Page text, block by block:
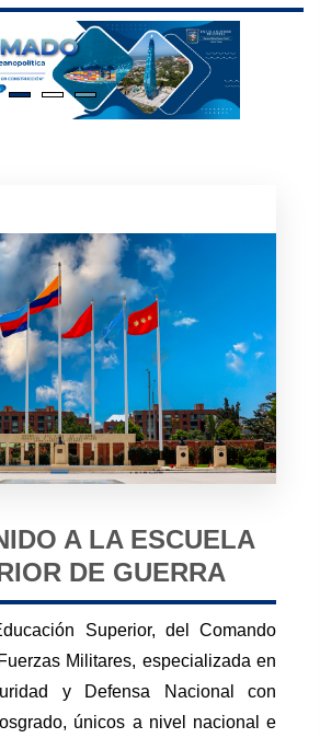
A LA ESCUELA
DE GUERRA
Superior, del Comando
Militares, especializada en
y Defensa Nacional con
únicos a nivel nacional e